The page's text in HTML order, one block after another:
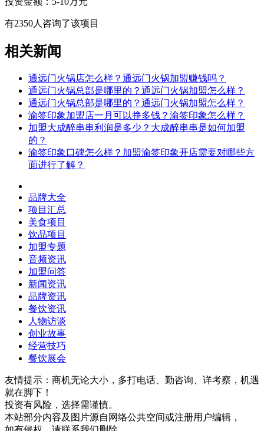
有2350人咨询了该项目
相关新闻
通远门火锅店怎么样？通远门火锅加盟赚钱吗？
通远门火锅总部是哪里的？通远门火锅加盟怎么样？
通远门火锅总部是哪里的？通远门火锅加盟怎么样？
渝签印象加盟店一月可以挣多钱？渝签印象怎么样？
加盟大成醉串串利润是多少？大成醉串串是如何加盟
的？
渝签印象口碑怎么样？加盟渝签印象开店需要对哪些方
面进行了解？
品牌大全
项目汇总
美食项目
饮品项目
加盟专题
音频资讯
加盟问答
新闻资讯
品牌资讯
餐饮资讯
人物访谈
创业故事
经营技巧
餐饮展会
友情提示：商机无论大小，多打电话、勤咨询、详考察，机遇
就在脚下！
投资有风险，选择需谨慎。
本站部分内容及图片源自网络公共空间或注册用户编辑，